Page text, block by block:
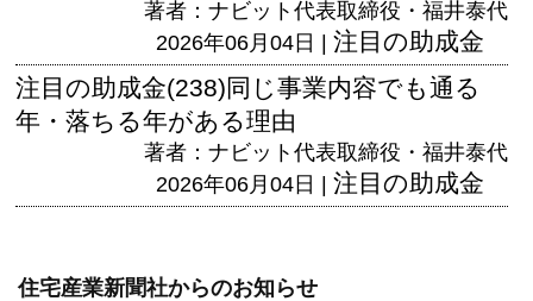
著者：ナビット代表取締役・福井泰代
2026年06月04日 | 注目の助成金
注目の助成金(238)同じ事業内容でも通る
年・落ちる年がある理由
著者：ナビット代表取締役・福井泰代
2026年06月04日 | 注目の助成金
住宅産業新聞社からのお知らせ